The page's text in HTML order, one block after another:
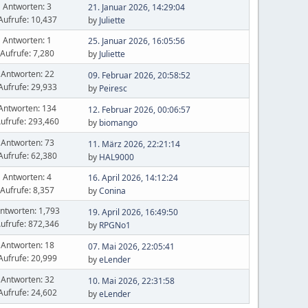
Antworten: 3
10,437
21. Januar 2026, 14:29:04
by Juliette
Antworten: 1
Aufrufe: 7,280
25. Januar 2026, 16:05:56
by Juliette
Antworten: 22
29,933
09. Februar 2026, 20:58:52
by Peiresc
134
293,460
12. Februar 2026, 00:06:57
by biomango
Antworten: 73
62,380
11. März 2026, 22:21:14
by HAL9000
Antworten: 4
Aufrufe: 8,357
16. April 2026, 14:12:24
byConina
1,793
872,346
19. April 2026, 16:49:50
by RPGNo1
Antworten: 18
20,999
07. Mai 2026, 22:05:41
byeLender
Antworten: 32
24,602
10. Mai 2026, 22:31:58
byeLender